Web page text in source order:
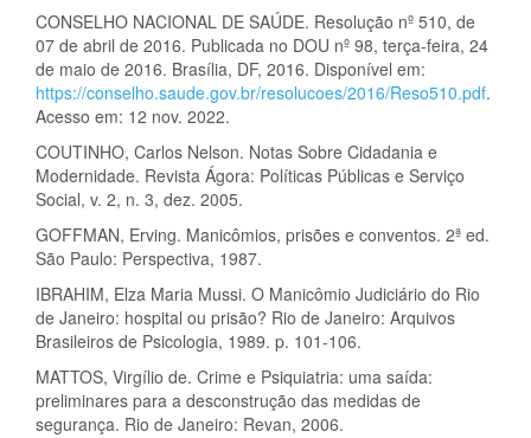
CONSELHO NACIONAL DE SAÚDE. Resolução nº 510, de
07 de abril de 2016. Publicada no DOU nº 98, terça-feira, 24
de maio de 2016. Brasília, DF, 2016. Disponível em:
https://conselho.saude.gov.br/resolucoes/2016/Reso510.pdf.
Acesso em: 12 nov. 2022.
COUTINHO, Carlos Nelson. Notas Sobre Cidadania e
Modernidade. Revista Ágora: Políticas Públicas e Serviço
Social, v. 2, n. 3, dez. 2005.
GOFFMAN, Erving. Manicômios, prisões e conventos. 2ª ed.
São Paulo: Perspectiva, 1987.
IBRAHIM, Elza Maria Mussi. O Manicômio Judiciário do Rio
de Janeiro: hospital ou prisão? Rio de Janeiro: Arquivos
Brasileiros de Psicologia, 1989. p. 101-106.
MATTOS, Virgílio de. Crime e Psiquiatria: uma saída:
preliminares para a desconstrução das medidas de
segurança. Rio de Janeiro: Revan, 2006.